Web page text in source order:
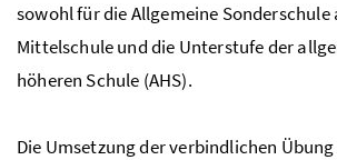
sowohl für die Allgemeine Sonderschule
Mittelschule und die Unterstufe der
höheren Schule (AHS).
Die Umsetzung der verbindlichen